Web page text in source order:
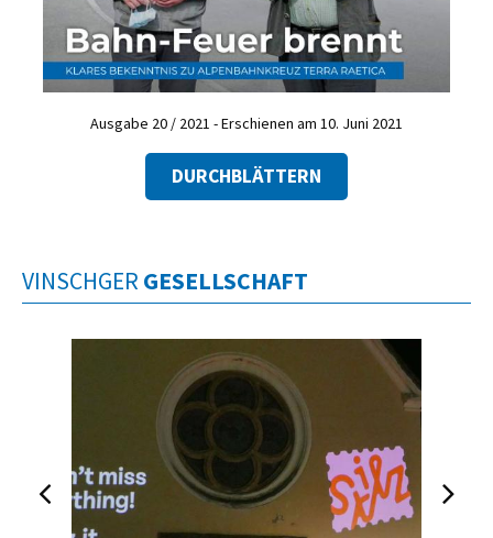
Ausgabe 20 / 2021 - Erschienen am 10. Juni 2021
DURCHBLÄTTERN
VINSCHGER GESELLSCHAFT